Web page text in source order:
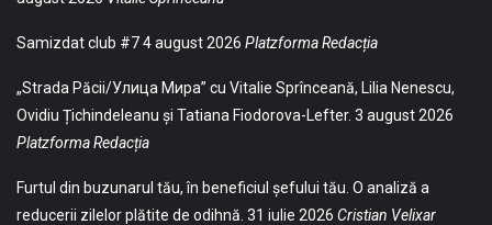
Samizdat club #74 august 2026 Platzforma Redacția
„Strada Păcii/Улица Мира” cu Vitalie Sprînceană, Lilia Nenescu,
Ovidiu Țichindeleanu și Tatiana Fiodorova-Lefter. 3 august 2026
Platzforma Redacția
Furtul din buzunarul tău, în beneficiul șefului tău. O analiză a
reducerii zilelor plătite de odihnă. 31 iulie 2026 Cristian Velixar